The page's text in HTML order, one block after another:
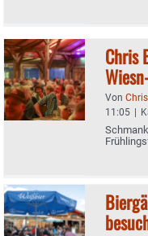
Chris
Von
11:05 |